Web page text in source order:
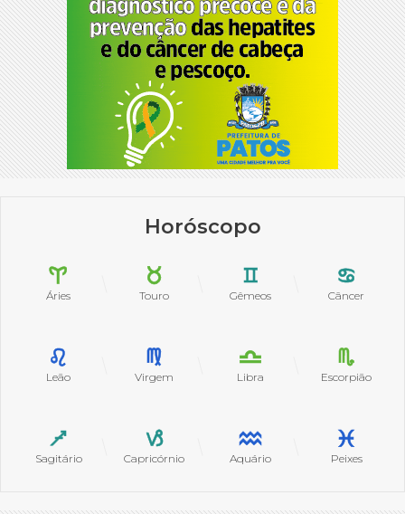
Horóscopo
Áries Touro Gêmeos Câncer
Leão Virgem Libra Escorpião
Sagitário Capricórnio Aquário Peixes